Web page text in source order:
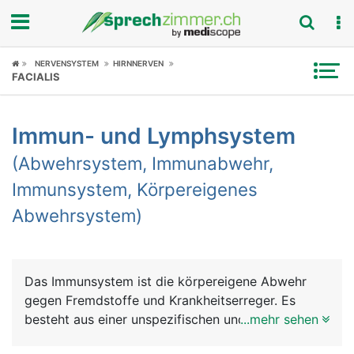
Fokus
Symptome
Untersuchungen
News
Rubriken
NERVENSYSTEM HIRNNERVEN
FACIALIS
Immun- und Lymphsystem
(Abwehrsystem, Immunabwehr,
Immunsystem, Körpereigenes
Abwehrsystem)
Das Immunsystem ist die körpereigene Abwehr
gegen Fremdstoffe und Krankheitserreger. Es
besteht aus einer unspezifischen und einer...mehr sehen